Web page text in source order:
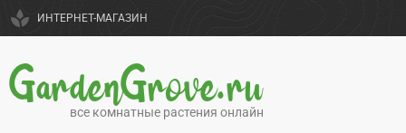
spa ИНТЕРНЕТ-МАГАЗИН
GardenGrove.ru
все комнатные растения онлайн